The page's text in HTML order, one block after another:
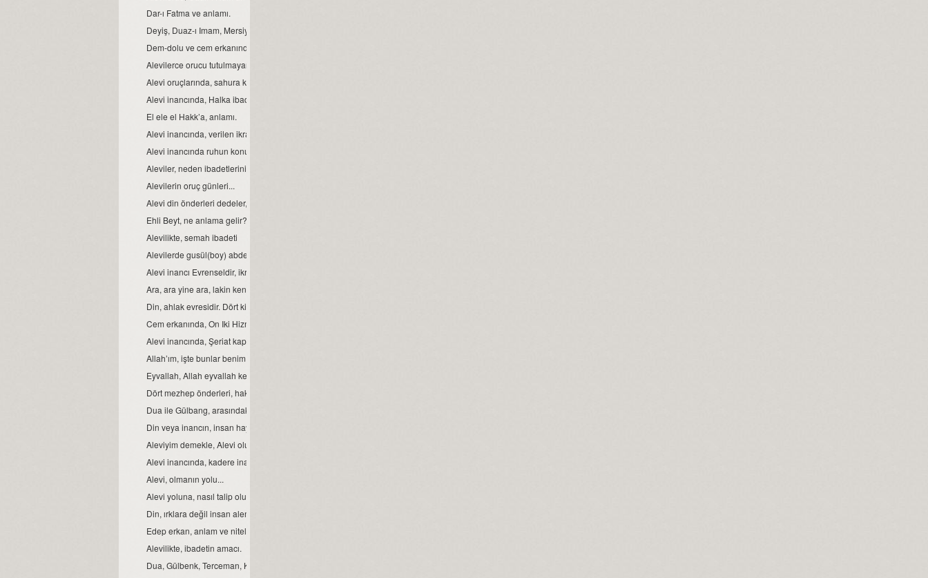
Dar-ı Fatma ve anlamı.
Deyiş, Duaz-ı Imam, Mersiye, Ağıt, gibi nefeslerin Alevi inancındaki yeri nedir?
Dem-dolu ve cem erkanında, dağıtılan suyun manası...
Alevilerce orucu tutulmayan Ramazan’ın bayramını kutlamaları, gerçeği yansıtmıyor.
Alevi oruçlarında, sahura kalmak yoktur ve matem ayında dikkat edilmesi gereken hususlar.
Alevi inancında, Halka ibadeti ve semahın konumnu...
El ele el Hakk’a, anlamı.
Alevi inancında, verilen ikrarın manası.
Alevi inancında ruhun konumu, anlam ve önemi…
Aleviler, neden ibadetlerini camide yapmazlar?
Alevilerin oruç günleri...
Alevi din önderleri dedeler, kimin soyundan gelirler?
Ehli Beyt, ne anlama gelir?
Alevilikte, semah ibadeti
Alevilerde gusül(boy) abdesti, haremlik ve selamlık.
Alevi inancı Evrenseldir, ikrar verenler de Evrensel düşünmelidir.
Ara, ara yine ara, lakin kendinde ara...
Din, ahlak evresidir. Dört kitap ise, ahlakın evrelerdir.
Cem erkanında, On Iki Hizmetten biri de semahtır...
Alevi inancında, Şeriat kapısı.
Allah’ım, işte bunlar benim Ehli Beyt’imdir...
Eyvallah, Allah eyvallah kelime anlamları.
Dört mezhep önderleri, hakkında.
Dua ile Gülbang, arasındaki fark.
Din veya inancın, insan hayatındaki yeri ve önemi.
Aleviyim demekle, Alevi olunmaz.
Alevi inancında, kadere inanmak veya kadercilik var mıdır?
Alevi, olmanın yolu...
Alevi yoluna, nasıl talip olunur?
Din, ırklara değil insan alemine inmiştir.
Edep erkan, anlam ve nitelikleri.
Alevilikte, ibadetin amacı.
Dua, Gülbenk, Terceman, Kelime-i Tevhid ve Salavat manaları...